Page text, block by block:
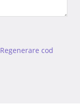
Regenerare cod